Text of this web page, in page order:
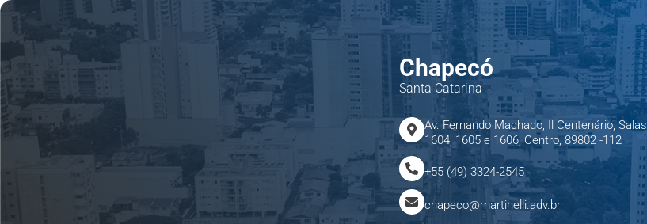
Chapecó
Santa Catarina
Av. Fernando Machado, Il Centenário, Salas
1604, 1605 e 1606, Centro, 89802 -112
+55 (49) 3324-2545
chapeco@martinelli.adv.br